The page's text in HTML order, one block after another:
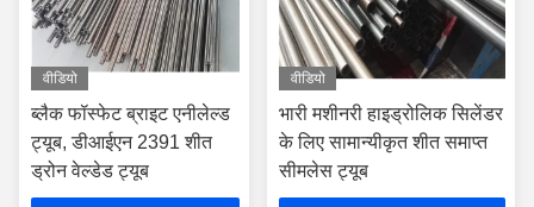
वीडियो
ब्लैक फॉस्फेट ब्राइट एनीलेल्ड
ट्यूब, डीआईएन 2391 शीत
ड्रोन वेल्डेड ट्यूब
वीडियो
भारी मशीनरी हाइड्रोलिक सिलेंडर
के लिए सामान्यीकृत शीत समाप्त
सीमलेस ट्यूब